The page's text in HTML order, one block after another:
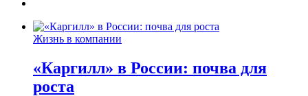
Жизнь в компании
«Каргилл» в России: почва для
роста